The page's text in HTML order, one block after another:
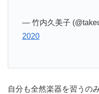
— 竹内久美子
2020
自分も全然楽器を習うの